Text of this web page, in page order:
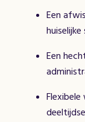
Een
Een
Flexibele